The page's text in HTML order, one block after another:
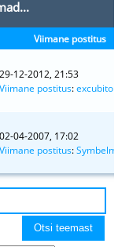
Viimane postitus
29-12-2012, 21:53
Viimane postitus:
02-04-2007, 17:02
Viimane postitus: